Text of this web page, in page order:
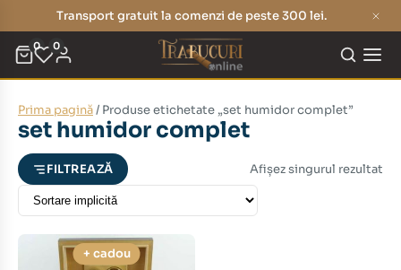
Transport gratuit la comenzi de peste 300 lei.
0 0
Prima pagină/ Produse etichetate „set humidor complet”
set humidor complet
FILTREAZĂ Afișez singurul rezultat
+ cadou